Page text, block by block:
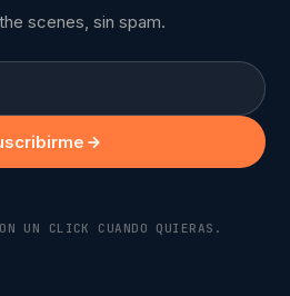
scenes, sin spam.
UN CLICK CUANDO QUIERAS.